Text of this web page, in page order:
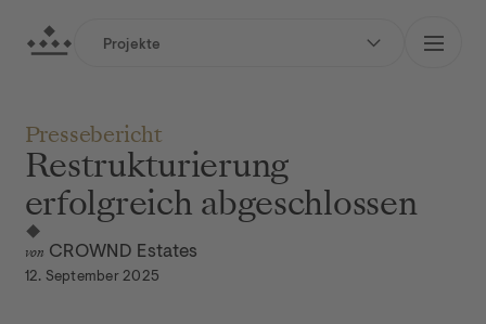
zum Hauptinhalt springen
zur Hauptnavigation springen
Projekte
Pressebericht
Restrukturierung
erfolgreich abgeschlossen
von CROWND Estates
12. September 2025